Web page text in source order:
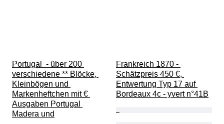
Portugal  - über 200
verschiedene ** Blöcke,
Kleinbögen und
Markenheftchen mit €
Ausgaben Portugal
Madera und
Frankreich 1870 -
Schätzpreis 450 €,
Entwertung Typ 17 auf
Bordeaux 4c - yvert n°41B